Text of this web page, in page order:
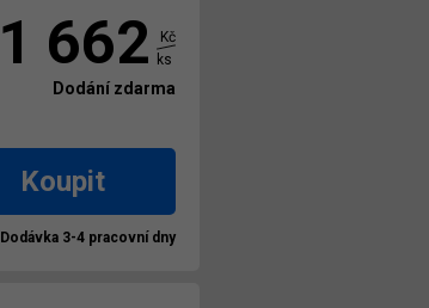
1 662
Kč
ks
Dodání zdarma
Koupit
Dodávka 3-4 pracovní dny